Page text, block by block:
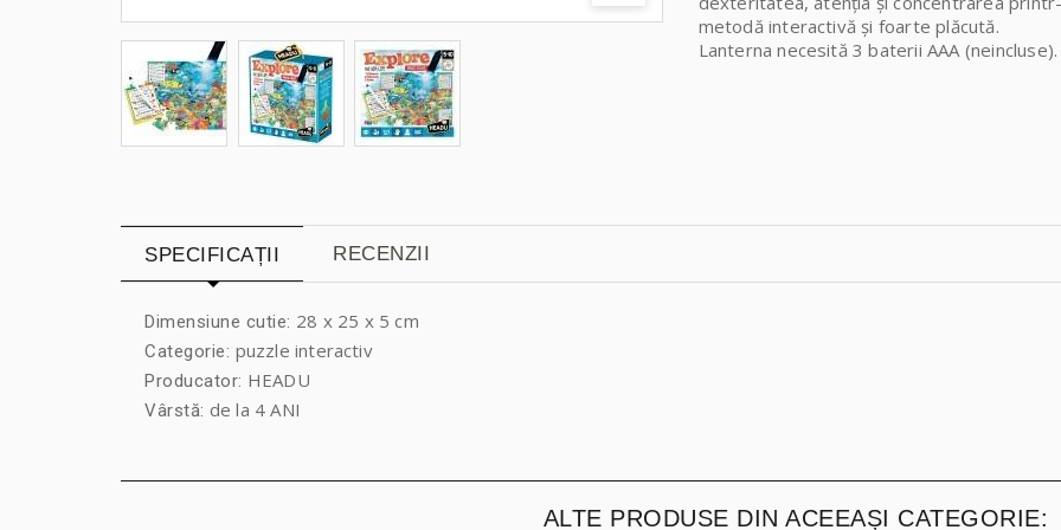
metodă interactivă și foarte plăcută.
Lanterna necesită 3 baterii AAA (neincluse).
SPECIFICAȚII RECENZII
Dimensiune cutie: 28 x 25 x 5 cm
Categorie: puzzle interactiv
Producator: HEADU
Vârstă: de la 4 ANI
ALTE PRODUSE DIN ACEEAȘI CATEGORIE: